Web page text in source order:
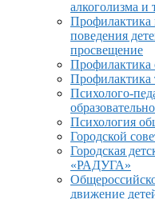
алкоголизма и
Профилактика
поведения
просвещение
Профилактика
Профилактика
Психолого-
Психология
Городской
Городская
«РАДУГА»
движение